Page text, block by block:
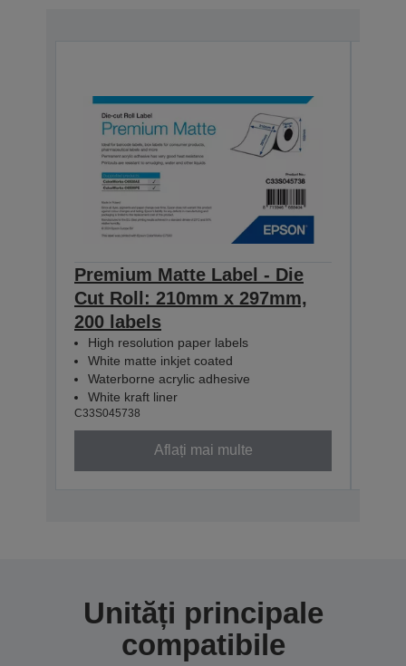
Premium Matte Label - Die
Cut Roll: 210mm x 297mm,
200 labels
High resolution paper labels
White matte inkjet coated
Waterborne acrylic adhesive
White kraft liner
C33S045738
Aflați mai multe
Unități principale
compatibile